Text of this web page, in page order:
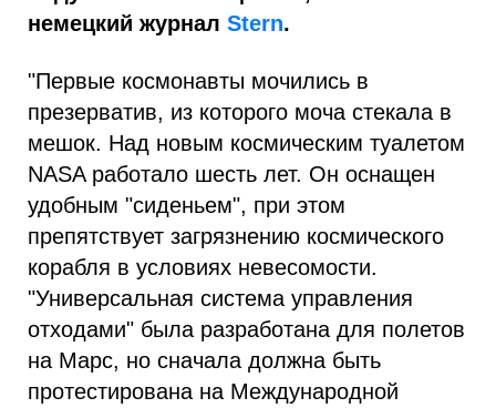
немецкий журнал Stern.
"Первые космонавты мочились в
презерватив, из которого моча стекала в
мешок. Над новым космическим туалетом
NASA работало шесть лет. Он оснащен
удобным "сиденьем", при этом
препятствует загрязнению космического
корабля в условиях невесомости.
"Универсальная система управления
отходами" была разработана для полетов
на Марс, но сначала должна быть
протестирована на Международной